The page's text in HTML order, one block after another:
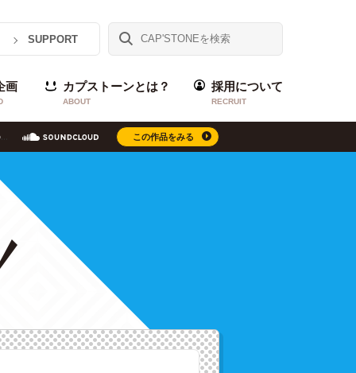
SUPPORT
画 カプストーンとは？
ABOUT
採用について
RECRUIT
この作品をみる